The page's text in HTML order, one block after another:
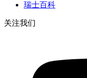
瑞士百科
关注我们